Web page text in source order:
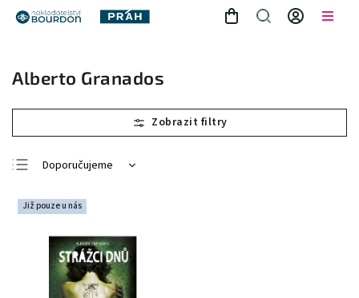
Alberto Granados
Doporučujeme
Nejdražší
Nejprodávanější
Abecedně
Již pouze u nás